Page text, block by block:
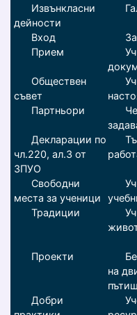
Извънкласни
дейности
Вход
Прием
Обществен
съвет
Партньори
Декларации по
чл.220, ал.3 от
ЗПУО
Свободни
места за ученици
Традиции
Проекти
на
Добри